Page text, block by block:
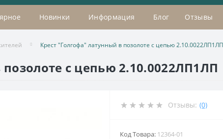
Новинки Информация Блог Отзывы
Крест "Голгофа" латунный в позолоте с цепью 2.10.0022ЛП1ЛП
с цепью 2.10.0022ЛП1ЛП
Отзывы: (0)
Код Товара: 12364-01